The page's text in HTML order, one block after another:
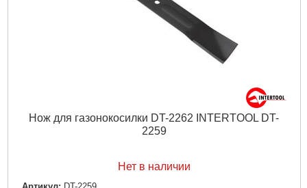
Нож для газонокосилки DT-2262 INTERTOOL DT-
2259
Нет в наличии